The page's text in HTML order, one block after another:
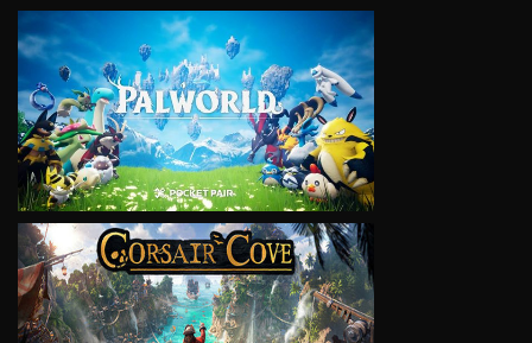
VIEW
VIEW